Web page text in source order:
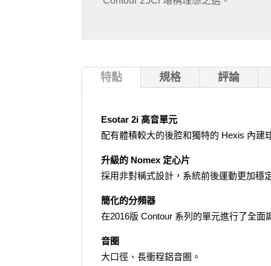
特點 規格 評論
Esotar 2i 高音單元
配有體積較大的後腔和獨特的 Hexis 內建
升級的 Nomex 定心片
採用非對稱式設計，系統前後運動更加穩
簡化的分頻器
在2016版 Contour 系列的單元進行了全
音圈
大口徑、長衝程鋁音圈。